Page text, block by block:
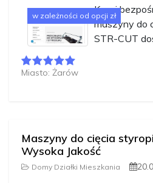
w zależności od opcji zł
Kupuj
maszyny do
STR-CUT
Miasto: Żarów
Maszyny do cięcia
Wysoka Jakość
Domy Działki Mieszkania